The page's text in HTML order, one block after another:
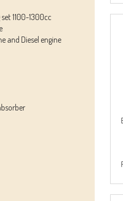
1100-1300cc
and Diesel engine